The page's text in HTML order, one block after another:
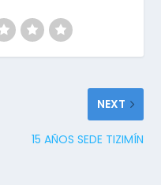
NEXT
15 AÑOS SEDE TIZIMÍN